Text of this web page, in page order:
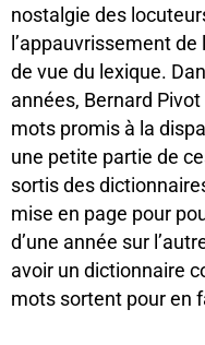
nostalgie des
l’appauvrissement
de vue du lexique.
années, Bernard
mots promis à la
une petite partie de
sortis des
mise en page pour
d’une année sur
avoir un dictionnaire
mots sortent pour en